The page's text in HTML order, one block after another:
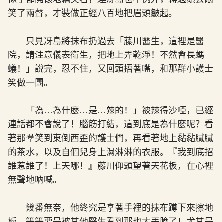
笑了兩聲，才裝做正經八百地把眉頭皺起。
只見冴島將抹布扔過去「藤川醫生，這裡是醫
院，請注意儀表衛生，把地上弄乾淨！不然會長螞
蟻！」說完，忍不住，又回頭捂著嘴，和那群小護士
笑做一團。
「為…為什麼…是…辣的！」被辣得沙啞，已經
連話都不會說了！腦筋打結，這到底是為什麼呢？看
著那羣笑到東倒西歪的護士們，再看著地上黏黏膩膩
的茶水，以及自個兒身上濕淋淋的衣服。『我到底招
誰惹誰了！上天哪！』藤川仰頭望著天花板，在心裡
無聲地吶喊。
幾番無奈，他終究是拿著手裡的抹布蹲下來擦地